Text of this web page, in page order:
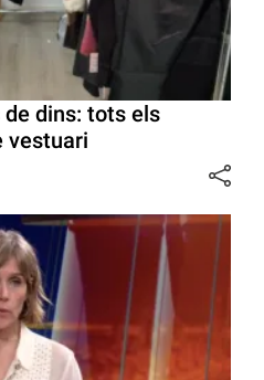
de dins: tots els
vestuari